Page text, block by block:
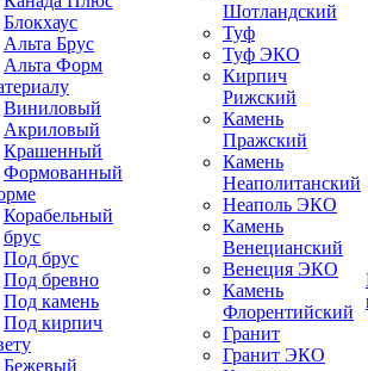
Блокхаус
Альта Брус
Альта Форм
Виниловый
Акриловый
Крашенный
Формованный
Корабельный
брус
Под брус
Под бревно
Под камень
Под кирпич
Бежевый
Шотландский
Туф
Туф ЭКО
Кирпич
Рижский
Камень
Пражский
Камень
Неаполитанский
Неаполь ЭКО
Камень
Венецианский
Венеция ЭКО
Камень
Флорентийский
Гранит
Гранит ЭКО